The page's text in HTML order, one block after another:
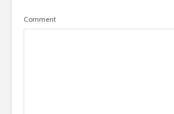
Comment